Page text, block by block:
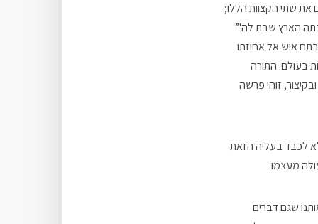
את שתי הקצוות הללו;
הארץ שבת לה'”
איש אל אחוזתו
בעולם. התורה
זוהי פרשה
לכבד בעליה הזאת
מעצמו.
שגם דברים